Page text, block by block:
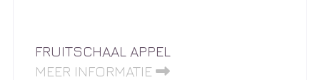
FRUITSCHAAL APPEL
MEER INFORMATIE